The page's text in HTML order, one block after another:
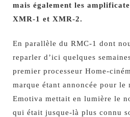
mais également les
XMR-1 et XMR-2.
En parallèle du RMC-1 dont
reparler d’ici quelques
premier processeur Home-
marque étant annoncée pour le
Emotiva mettait en lumière le
qui était jusque-là plus connu